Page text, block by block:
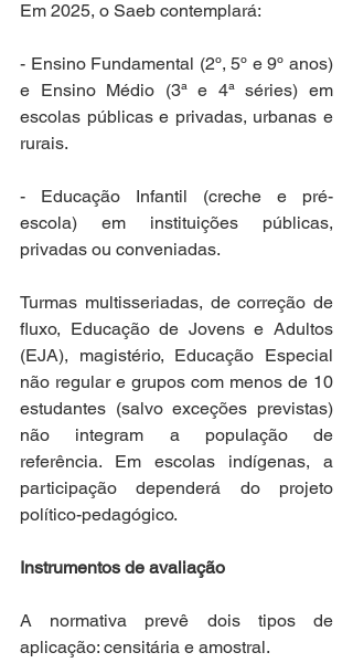
Em 2025, o Saeb contemplará:
- Ensino Fundamental (2º, 5º e 9º anos)
e Ensino Médio (3ª e 4ª séries) em
escolas públicas e privadas, urbanas e
rurais.
- Educação Infantil (creche e pré-
escola) em instituições públicas,
privadas ou conveniadas.
Turmas multisseriadas, de correção de
fluxo, Educação de Jovens e Adultos
(EJA), magistério, Educação Especial
não regular e grupos com menos de 10
estudantes (salvo exceções previstas)
não integram a população de
referência. Em escolas indígenas, a
participação dependerá do projeto
político-pedagógico.
Instrumentos de avaliação
A normativa prevê dois tipos de
aplicação: censitária e amostral.